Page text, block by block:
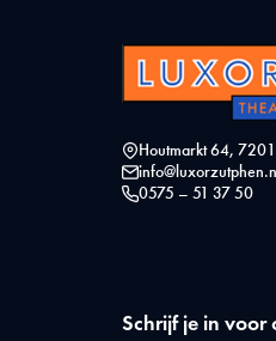
Houtmarkt 64,
info@luxorzutphen.nl
0575 – 51 37 50
Schrijf je in voor